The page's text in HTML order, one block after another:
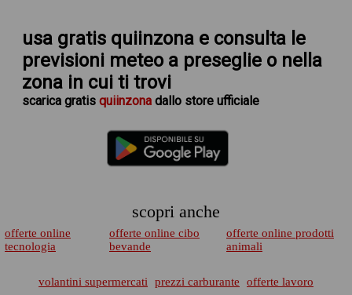
usa gratis quiinzona e consulta le
previsioni meteo a preseglieo nella
zona in cui ti trovi
scarica gratis quiinzonadallo store ufficiale
scopri anche
offerte online
tecnologia
offerte online cibo
bevande
offerte online prodotti
animali
volantini supermercati prezzi carburante
offerte lavoro